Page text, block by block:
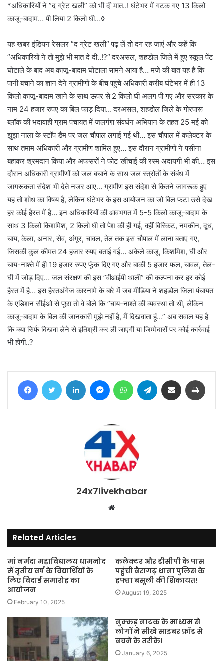
*अधिकारियों ने ”द ग्रेट खली” को भी दी मात..! घंटेभर में गटक गए 13 किलो
काजू-बादाम… पी लिया 2 किलो घी…◊
यह खबर इंडियन रेसलर ”द ग्रेट खली” पढ़ लें तो दंग रह जाएं और कहें कि
”अधिकारियों ने तो मुझे भी मात दे दी..!?” दरअसल, शहडोल जिले में हुए स्कूल पेंट
घोटाले के बाद अब काजू-बादाम घोटाला सामने आया है… मजे की बात यह है कि
पानी बचाने का ज्ञान देने ग्रामीणों के बीच पहुंचे अधिकारी करीब घंटेभर में ही 13
किलो काजू-बादाम खाने के साथ ऊपर से 2 किलो घी अलग पी गए और सरकार के
नाम 24 हजार रुपए का बिल फाड़ दिया… दरअसल, शहडोल जिले के गोरपारू
ब्लॉक की भदावाही ग्राम पंचायत में जलगंगा संवर्धन अभियान के तहत 25 मई को
झुंझा नाला के स्टॉप डैम पर जल चौपाल लगाई गई थी… इस चौपाल में कलेक्टर के
साथ तमाम अधिकारी और ग्रामीण शामिल हुए… इस दौरान ग्रामीणों ने पसीना
बहाकर श्रमदान किया और अफसरों ने फोट खींचाई की रस्म अदायगी भी की… इस
दौरान अधिकारी ग्रामीणों को जल बचाने के साथ जल स्त्रोतों के संबंध में
जागरूकता संदेश भी देते नजर आए… ग्रामीण इस संदेश से कितने जागरूक हुए
यह तो शोध का विषय है, लेकिन घंटेभर के इस आयोजन का जो बिल फटा उसे देख
हर कोई हैरत में है… इन अधिकारियों की आवभगत में 5-5 किलो काजू-बादाम के
साथ 3 किलो किशमिश, 2 किलो घी तो पेश की ही गई, वहीं बिस्किट, नमकीन, दूध,
चाय, केला, अनार, सेव, अंगूर, चावल, तेल तक इस चौपाल में लाना बताए गए,
जिसकी कुल कीमत 24 हजार रुपए बताई गई… अकेले काजू, किशमिश, घी और
चाय-नाश्ते में ही 19 हजार रुपए फूंक दिए गए और बाकी 5 हजार फल, चावल, तेल-
घी में जोड़ दिए… जल संरक्षण की इस ”वीआईपी थाली” की कल्पना कर हर कोई
हैरत में है… इस हैरतअंगेज कारनामे के बारे में जब मीडिया ने शहडोल जिला पंचायत
के एडिशन सीईओ से पूछा तो वे बोले कि ”चाय-नाश्ते की व्यवस्था तो थी, लेकिन
काजू-बादाम के बिल की जानकारी मुझे नहीं है, मैं दिखवाता हूं…” अब सवाल यह है
कि क्या सिर्फ दिखवा लेने से इतिश्री कर ली जाएगी या जिम्मेदारों पर कोई कार्रवाई
भी होगी..?
FacebookTwitter LinkedIn MessengerWhatsAppTelegram Share via Email
24x7livekhabar
Website
Related Articles
मां नर्मदा महाविद्यालय धामनोद
में तृतीय वर्ष के विद्यार्थियों के
लिए विदाई समारोह का
आयोजन
February 10, 2025
कलेक्टर और डीसीपी के पास
पहुंची बैरागढ़ थाना पुलिस के
हफ्ता बसूली की शिकायत!
August 19, 2025
नुक्कड़ नाटक के माध्यम से
लोगों ने सीखे साइबर फ्रॉड से
बचने के तरीके।
January 6, 2025